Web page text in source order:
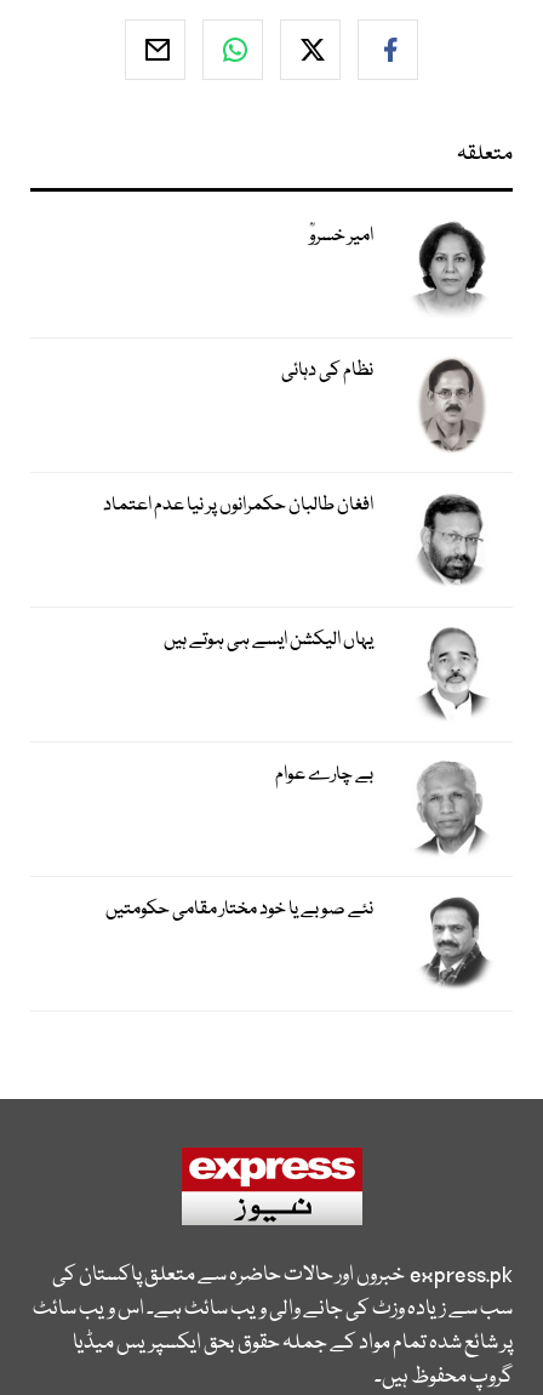
متعلقہ
امیر خسروؒ
نظام کی دہائی
افغان طالبان حکمرانوں پر نیا عدم اعتماد
یہاں الیکشن ایسے ہی ہوتے ہیں
بے چارے عوام
نئے صوبے یا خود مختار مقامی حکومتیں
express.pkخبروں اور حالات حاضرہ سے متعلق پاکستان کی
سب سے زیادہ وزٹ کی جانے والی ویب سائٹ ہے۔ اس ویب سائٹ
پر شائع شدہ تمام مواد کے جملہ حقوق بحق ایکسپریس میڈیا
گروپ محفوظ ہیں۔